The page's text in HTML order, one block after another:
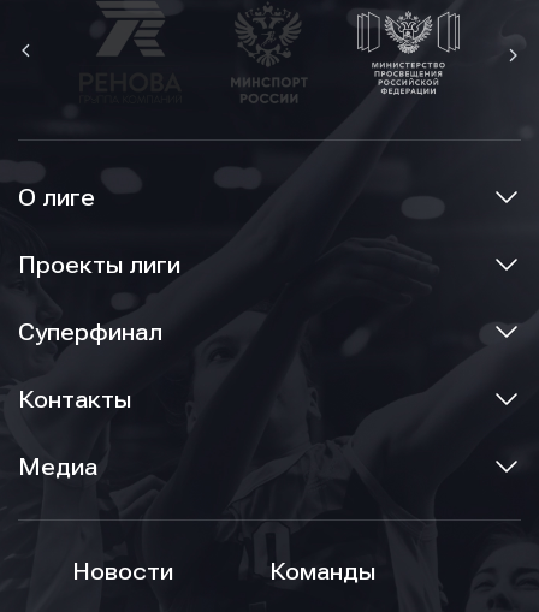
О лиге
Проекты лиги
Суперфинал
Контакты
Медиа
Новости
Команды